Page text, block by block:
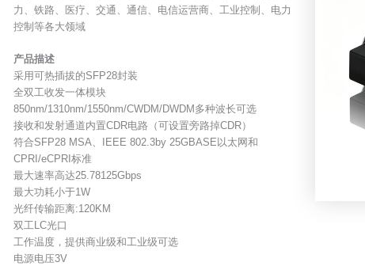
力、铁路、医疗、交通、通信、电信运营商、工业控制、电力
控制等各大领域
产品描述
采用可热插拔的SFP28封装
全双工收发一体模块
850nm/1310nm/1550nm/CWDM/DWDM多种波长可选
接收和发射通道内置CDR电路（可设置旁路掉CDR）
符合SFP28 MSA、IEEE 802.3by 25GBASE以太网和
CPRI/eCPRI标准
最大速率高达25.78125Gbps
最大功耗小于1W
光纤传输距离:120KM
双工LC光口
工作温度，提供商业级和工业级可选
电源电压3V